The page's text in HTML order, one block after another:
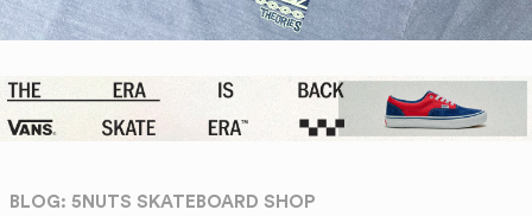
BLOG: 5NUTS SKATEBOARD SHOP